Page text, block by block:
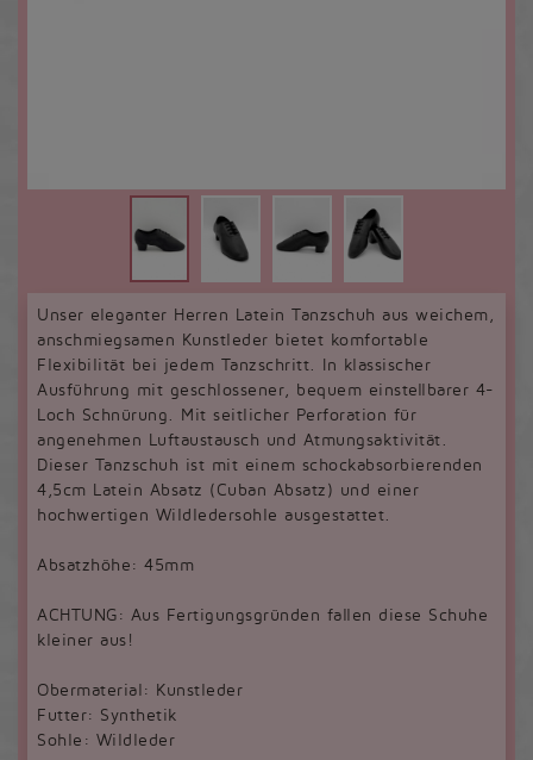
Unser eleganter Herren Latein Tanzschuh aus weichem,
anschmiegsamen Kunstleder bietet komfortable
Flexibilität bei jedem Tanzschritt. In klassischer
Ausführung mit geschlossener, bequem einstellbarer 4-
Loch Schnürung. Mit seitlicher Perforation für
angenehmen Luftaustausch und Atmungsaktivität.
Dieser Tanzschuh ist mit einem schockabsorbierenden
4,5cm Latein Absatz (Cuban Absatz) und einer
hochwertigen Wildledersohle ausgestattet.
Absatzhöhe: 45mm
ACHTUNG: Aus Fertigungsgründen fallen diese Schuhe
kleiner aus!
Obermaterial: Kunstleder
Futter: Synthetik
Sohle: Wildleder